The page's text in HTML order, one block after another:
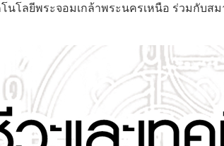
โลยีพระจอมเกล้าพระนครเหนือ ร่วมกับ